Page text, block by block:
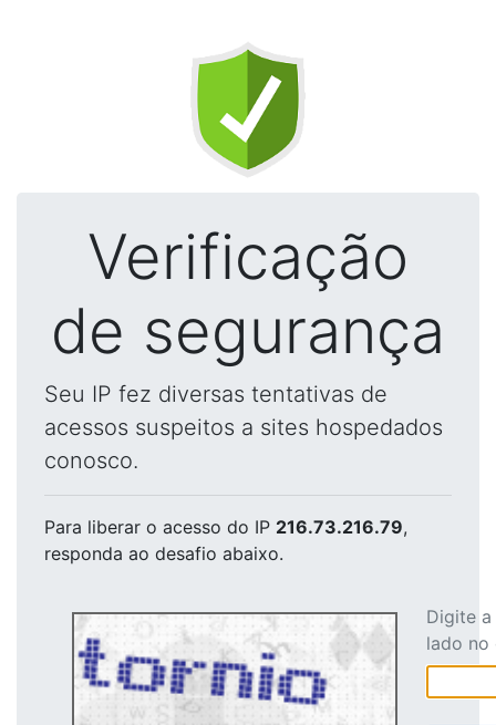
Verificação
de segurança
Seu IP fez diversas tentativas de
acessos suspeitos a sites hospedados
conosco.
Para liberar o acesso do IP 216.73.216.79,
responda ao desafio abaixo.
Digite
lado no